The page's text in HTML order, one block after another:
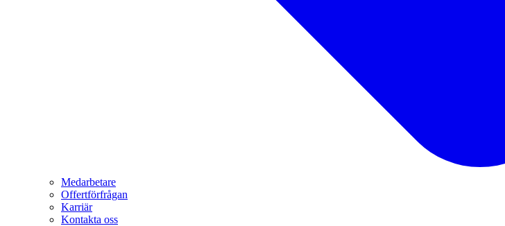
Medarbetare
Offertförfrågan
Karriär
Kontakta oss